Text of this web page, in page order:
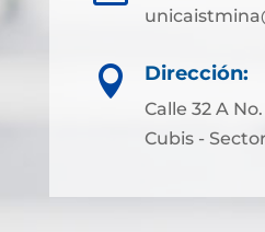
 Dirección:
Calle 32 A
Cubis -